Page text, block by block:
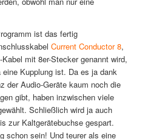
ist das fertig
Current Conductor 8,
mit 8er-Stecker genannt wird,
Kupplung ist. Da es ja dank
der Audio-Geräte kaum noch die
gibt, haben inzwischen viele
Schließlich wird ja auch
zur Kaltgerätebuchse gespart.
schon sein! Und teurer als eine